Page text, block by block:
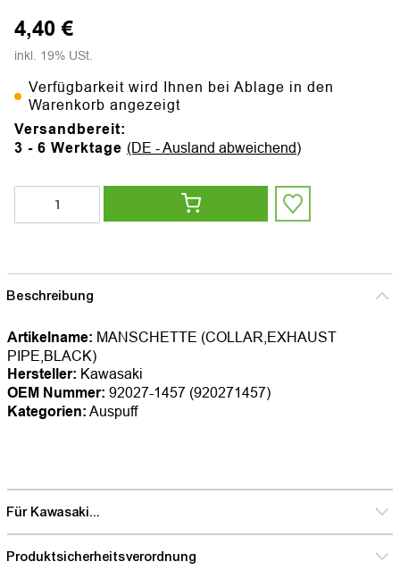
4,40 €
inkl. 19% USt.
Verfügbarkeit wird Ihnen bei Ablage in den
Warenkorb angezeigt
Versandbereit:
3 - 6 Werktage (DE - Ausland abweichend)
Beschreibung
Artikelname: MANSCHETTE (COLLAR,EXHAUST
PIPE,BLACK)
Hersteller: Kawasaki
OEM Nummer: 92027-1457 (920271457)
Kategorien: Auspuff
Für Kawasaki...
Produktsicherheitsverordnung